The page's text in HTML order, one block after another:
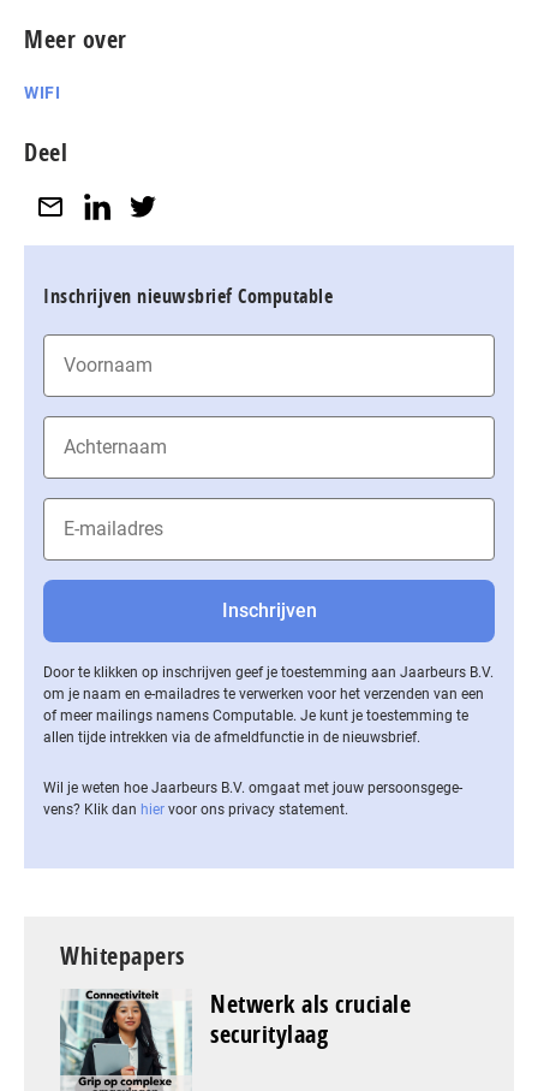
Meer over
WIFI
Deel
Inschrijven nieuwsbrief Computable
Door te klikken op inschrijven geef je toestemming aan Jaarbeurs B.V.
om je naam en e-mailadres te verwerken voor het verzenden van een
of meer mailings namens Computable. Je kunt je toestemming te
allen tijde intrekken via de af­meld­func­tie in de nieuwsbrief.
Wil je weten hoe Jaarbeurs B.V. omgaat met jouw per­soons­ge­ge­
vens? Klik dan hier voor ons privacy statement.
Whitepapers
Netwerk als cruciale
securitylaag